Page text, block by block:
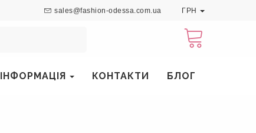
sales@fashion-odessa.com.ua ГРН
ІНФОРМАЦІЯ КОНТАКТИ БЛОГ